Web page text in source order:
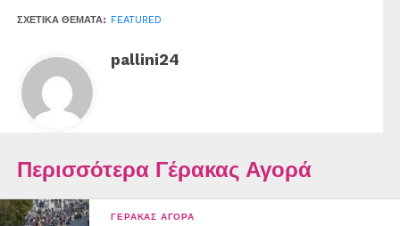
ΣΧΕΤΙΚΆ ΘΈΜΑΤΑ: FEATURED
pallini24
Περισσότερα Γέρακας Αγορά
ΓΈΡΑΚΑΣ ΑΓΟΡΆ